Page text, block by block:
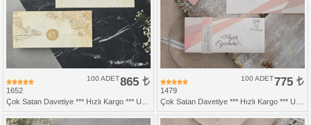
1652
865
100 ADET
1479
775
100 ADET